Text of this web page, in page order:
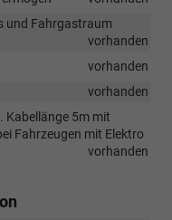
und Fahrgastraum
vorhanden
vorhanden
vorhanden
Kabellänge 5m mit
Fahrzeugen mit Elektro
vorhanden